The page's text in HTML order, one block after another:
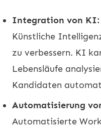
Integration von KI:
Künstliche
zu verbessern. KI
Lebensläufe
Kandidaten
Automatisierung
Automatisierte